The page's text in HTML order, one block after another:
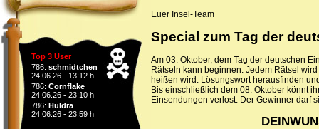
Top 3 User
786: schmidtchen
24.06.26 - 13:12 h
786: Cornflake
24.06.26 - 23:10 h
786: Huldra
24.06.26 - 23:59 h
Euer Insel-Team
Special zum Tag der
Am 03. Oktober, dem Tag der deutschen
Rätseln kann beginnen. Jedem Rätsel
heißen wird: Lösungswort herausfinden
Bis einschließlich dem 08. Oktober könnt
Einsendungen verlost. Der Gewinner darf